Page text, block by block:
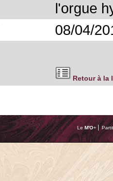
l'orgue
08/04/
Retour à la
Le M'O+ ⎢